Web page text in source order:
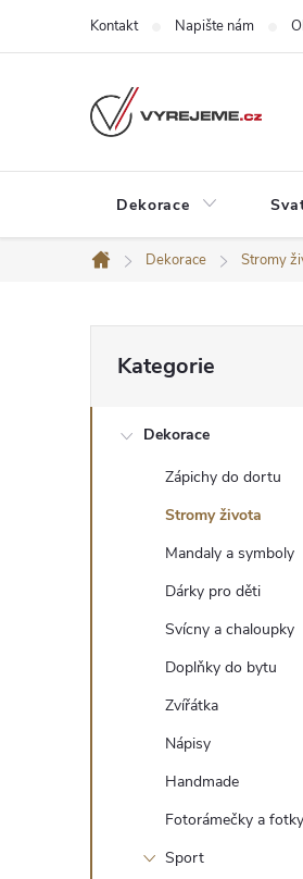
Kontakt Napište nám
Dekorace
Domů
Dekorace Stromy
o
kategorie
Kategorie
Dekorace
Zápichy do dortu
Stromy života
Mandaly a symboly
Dárky pro děti
Svícny a chaloupky
Doplňky do bytu
Zvířátka
Nápisy
Handmade
Fotorámečky a
Sport